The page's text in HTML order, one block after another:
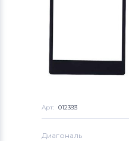
Арт: 012393
Диагональ